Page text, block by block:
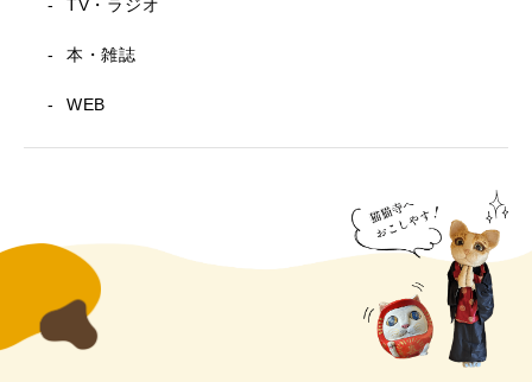
TV・ラジオ
本・雑誌
WEB